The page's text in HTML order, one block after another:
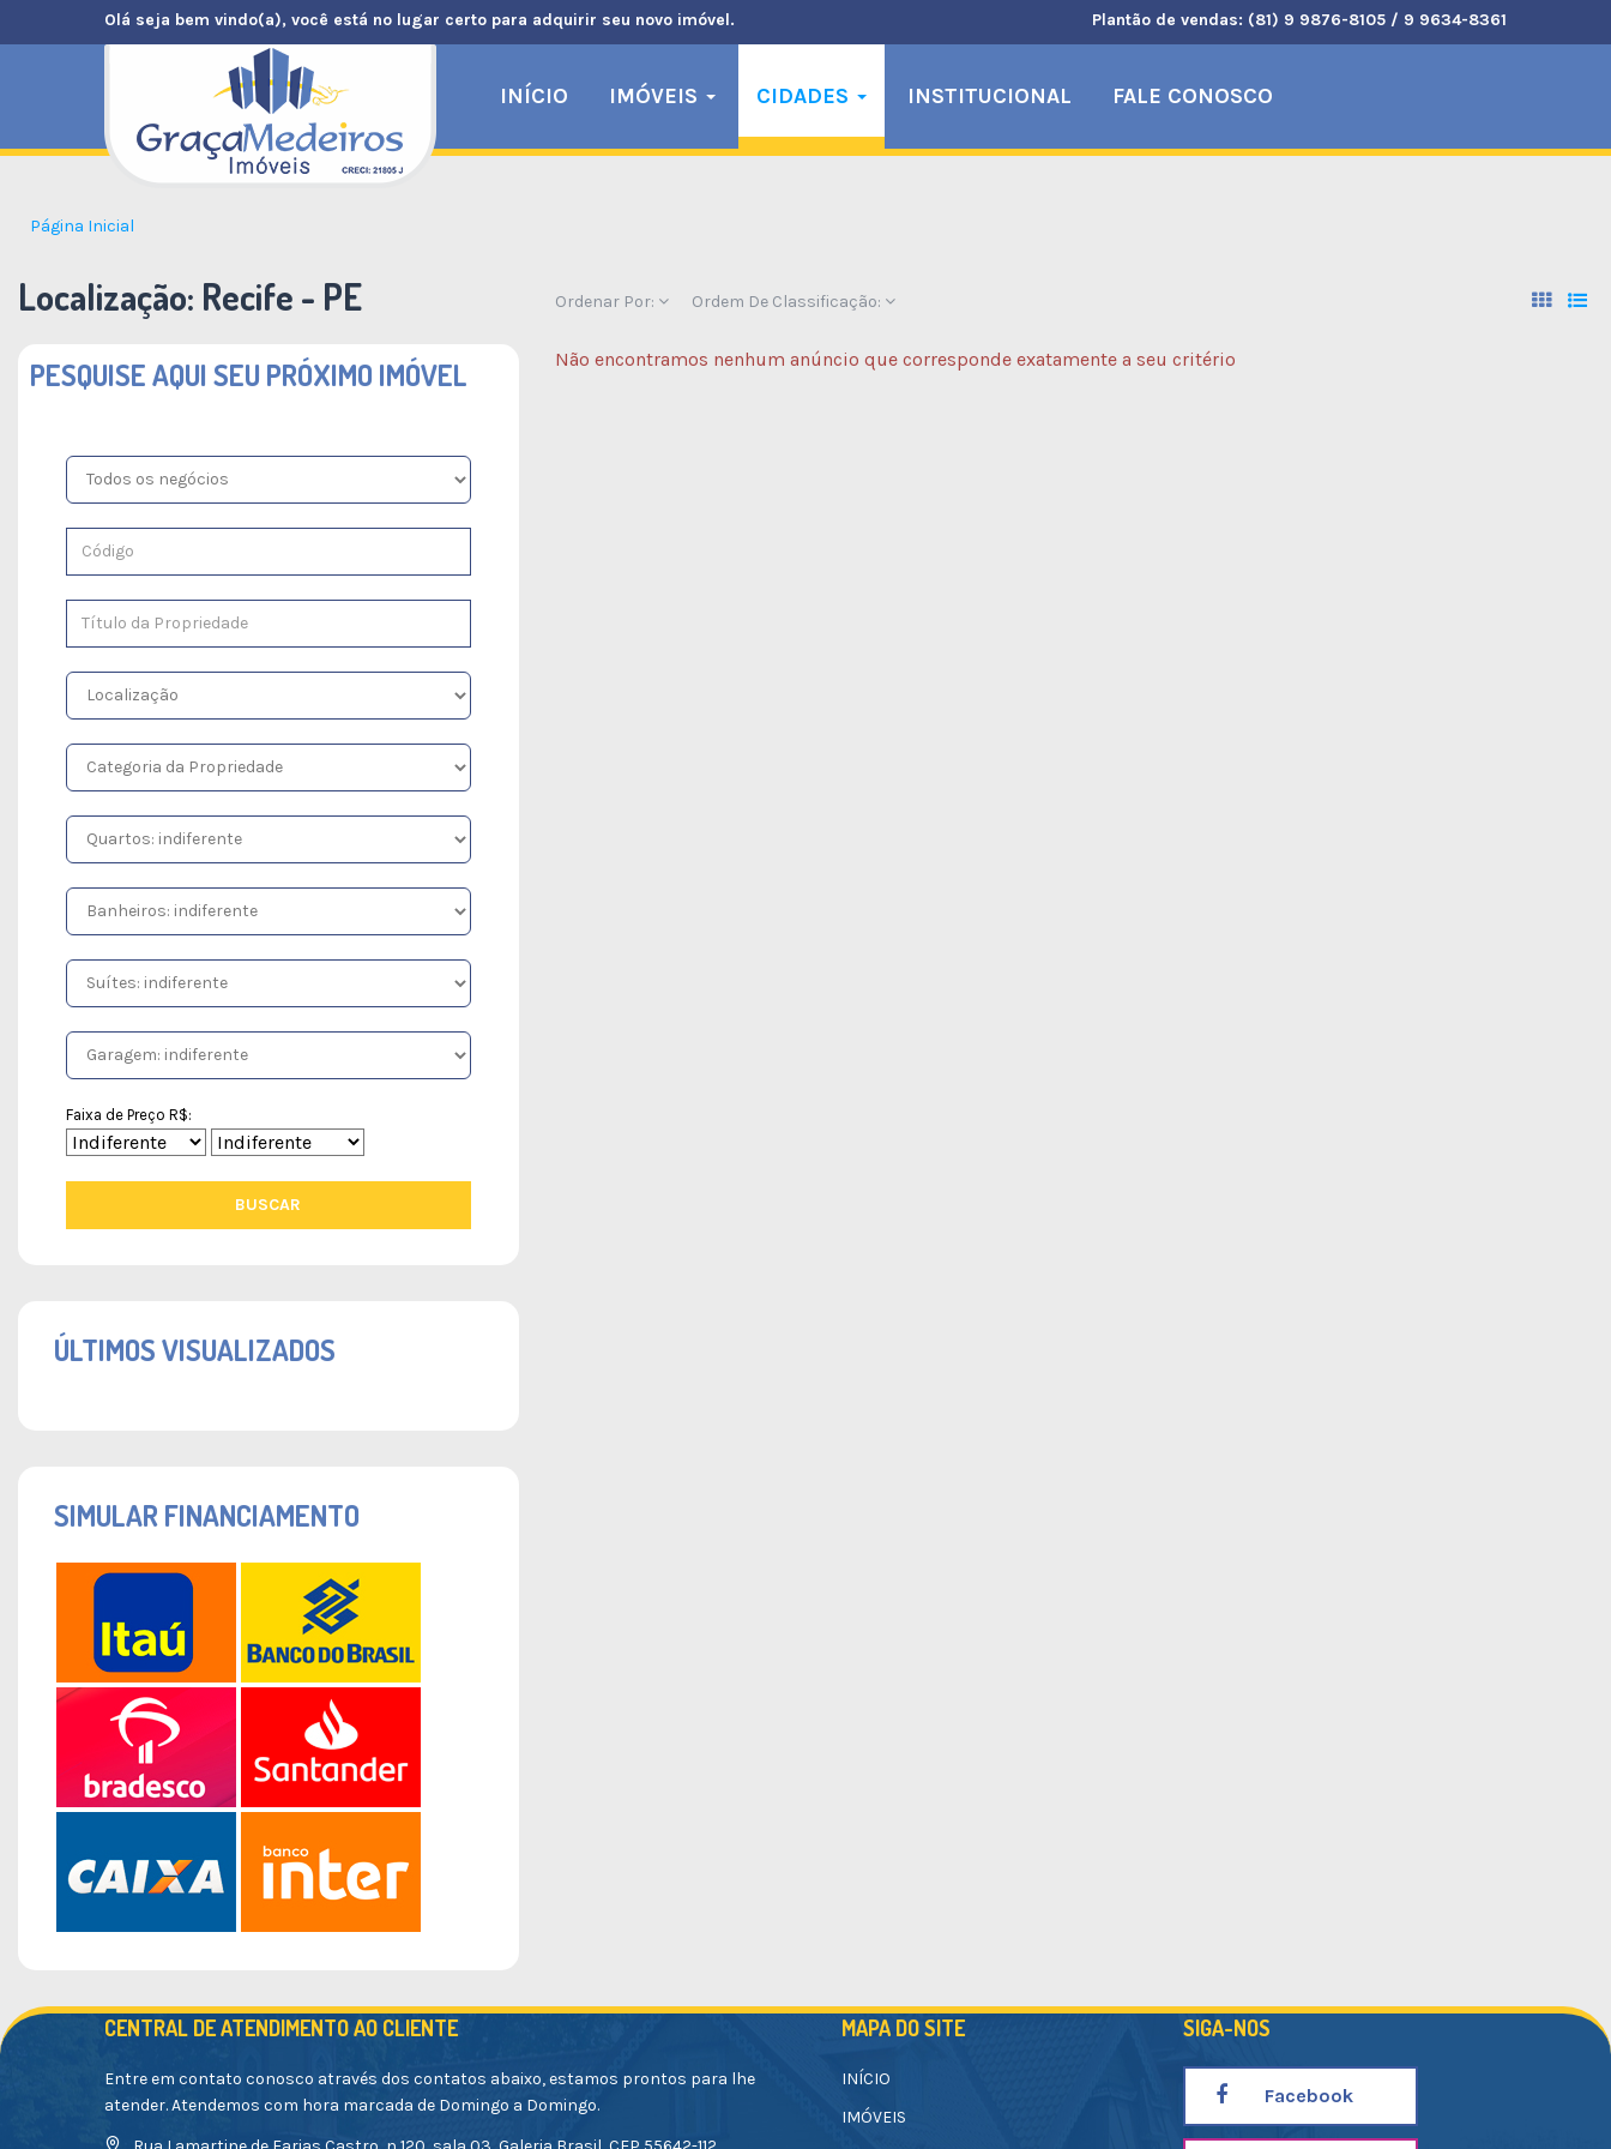
Olá seja bem vindo(a), você está no lugar certo para adquirir seu novo imóvel. Plantão de vendas: (81) 9 9876-8105 / 9 9634-8361
INÍCIO IMÓVEIS CIDADES INSTITUCIONAL FALE CONOSCO
Página Inicial
Localização: Recife - PE Ordenar Por: Ordem De Classificação:
Não encontramos nenhum anúncio que corresponde exatamente a seu critério
PESQUISE AQUI SEU PRÓXIMO IMÓVEL
Faixa de Preço R$:
BUSCAR
ÚLTIMOS VISUALIZADOS
SIMULAR FINANCIAMENTO
CENTRAL DE ATENDIMENTO AO CLIENTE
Entre em contato conosco através dos contatos abaixo, estamos prontos para lhe
atender. Atendemos com hora marcada de Domingo a Domingo.
MAPA DO SITE
INÍCIO
IMÓVEIS
SIGA-NOS
Facebook